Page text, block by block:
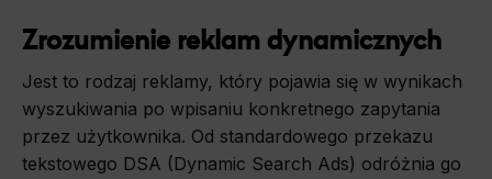
Zrozumienie reklam dynamicznych
Jest to rodzaj reklamy, który pojawia się w wynikach
wyszukiwania po wpisaniu konkretnego zapytania
przez użytkownika. Od standardowego przekazu
tekstowego DSA (Dynamic Search Ads) odróżnia go